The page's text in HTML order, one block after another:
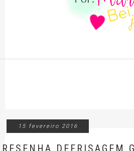
15 fevereiro 2016
RESENHA DEFRISAGEM